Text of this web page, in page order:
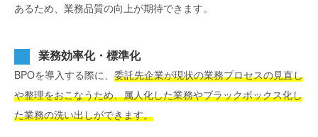
あるため、業務品質の向上が期待できます。
業務効率化・標準化
BPOを導入する際に、 委託先企業が現状の業務プロセスの見直し
や整理をおこなうため、属人化した業務やブラックボックス化し
た業務の洗い出しができます。